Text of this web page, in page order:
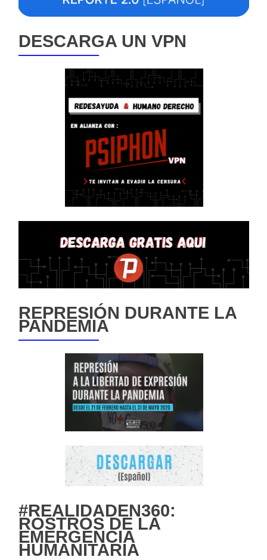
DESCARGA UN VPN
REPRESIÓN DURANTE LA
PANDEMIA
#REALIDADEN360:
ROSTROS DE LA
EMERGENCIA
HUMANITARIA